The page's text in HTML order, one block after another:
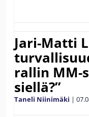
Jari-Matti
rallin MM-
siellä?”
Taneli Niinimäki |